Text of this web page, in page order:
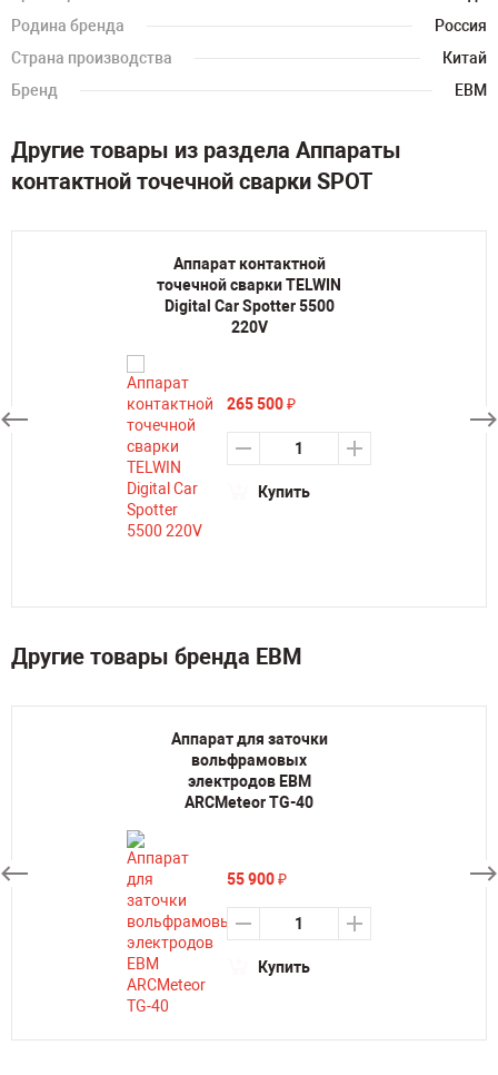
Родина бренда
Россия
Страна производства
Китай
Бренд
ЕВМ
Другие товары из раздела Аппараты
контактной точечной сварки SPOT
Аппарат контактной
точечной сварки TELWIN
Digital Car Spotter 5500
220V
265 500₽
Купить
Другие товары бренда ЕВМ
Аппарат для заточки
вольфрамовых
электродов ЕВМ
ARCMeteor TG-40
55 900₽
Купить